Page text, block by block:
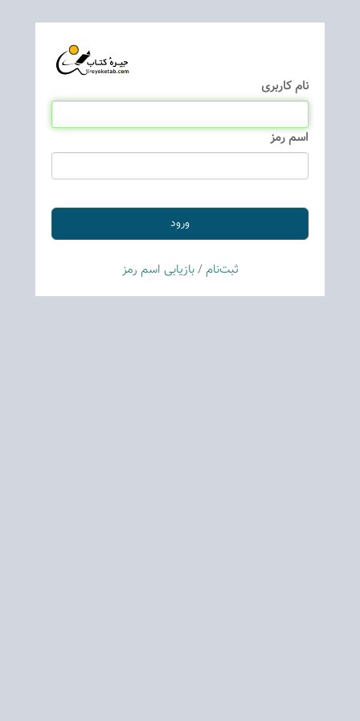
نام كاربری
اسم رمز
ثبت‌نام/بازیابی اسم رمز